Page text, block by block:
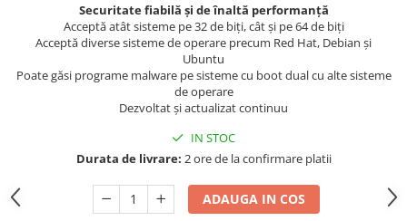
Securitate fiabilă și de înaltă performanță
Acceptă atât sisteme pe 32 de biți, cât și pe 64 de biți
Acceptă diverse sisteme de operare precum Red Hat, Debian și
Ubuntu
Poate găsi programe malware pe sisteme cu boot dual cu alte sisteme
de operare
Dezvoltat și actualizat continuu
IN STOC
Durata de livrare: 2 ore de la confirmare platii
ADAUGA IN COS